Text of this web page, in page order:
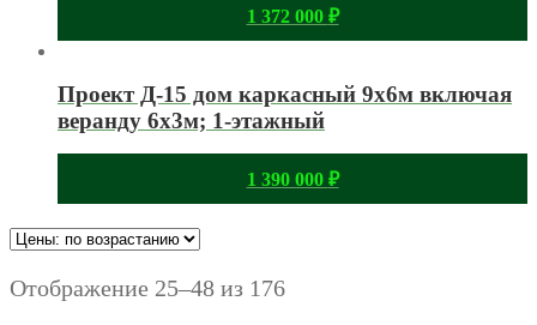
1 372 000 ₽
Проект Д-15 дом каркасный 9х6м включая
веранду 6х3м; 1-этажный
1 390 000 ₽
Отображение 25–48 из 176